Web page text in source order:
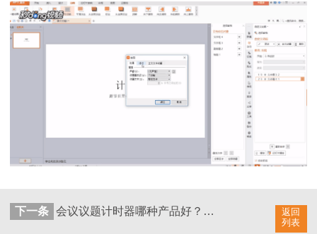
返回
列表
下一条 会议议题计时器哪种产品好？如何选择优质计时器？